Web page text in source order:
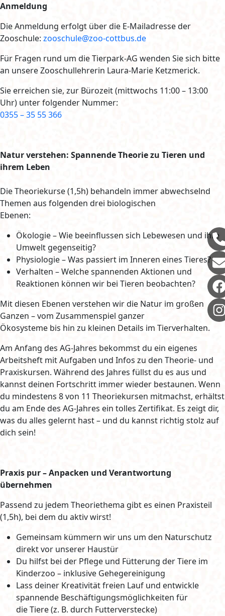
Anmeldung
Die Anmeldung erfolgt über die E-Mailadresse der
Zooschule: zooschule@zoo-cottbus.de
Für Fragen rund um die Tierpark-AG wenden Sie sich bitte
an unsere Zooschullehrerin Laura-Marie Ketzmerick.
Sie erreichen sie, zur Bürozeit (mittwochs 11:00 – 13:00
Uhr) unter folgender Nummer:
0355 – 35 55 366
Natur verstehen: Spannende Theorie zu Tieren und
ihrem Leben
Die Theoriekurse (1,5h) behandeln immer abwechselnd
Themen aus folgenden drei biologischen
Ebenen:
Ökologie – Wie beeinflussen sich Lebewesen und ihre
Umwelt gegenseitig?
Physiologie – Was passiert im Inneren eines Tieres?
Verhalten – Welche spannenden Aktionen und
Reaktionen können wir bei Tieren beobachten?
Mit diesen Ebenen verstehen wir die Natur im großen
Ganzen – vom Zusammenspiel ganzer
Ökosysteme bis hin zu kleinen Details im Tierverhalten.
Am Anfang des AG-Jahres bekommst du ein eigenes
Arbeitsheft mit Aufgaben und Infos zu den Theorie- und
Praxiskursen. Während des Jahres füllst du es aus und
kannst deinen Fortschritt immer wieder bestaunen. Wenn
du mindestens 8 von 11 Theoriekursen mitmachst, erhältst
du am Ende des AG-Jahres ein tolles Zertifikat. Es zeigt dir,
was du alles gelernt hast – und du kannst richtig stolz auf
dich sein!
Praxis pur – Anpacken und Verantwortung
übernehmen
Passend zu jedem Theoriethema gibt es einen Praxisteil
(1,5h), bei dem du aktiv wirst!
Gemeinsam kümmern wir uns um den Naturschutz
direkt vor unserer Haustür
Du hilfst bei der Pflege und Fütterung der Tiere im
Kinderzoo – inklusive Gehegereinigung
Lass deiner Kreativität freien Lauf und entwickle
spannende Beschäftigungsmöglichkeiten für
die Tiere (z. B. durch Futterverstecke)